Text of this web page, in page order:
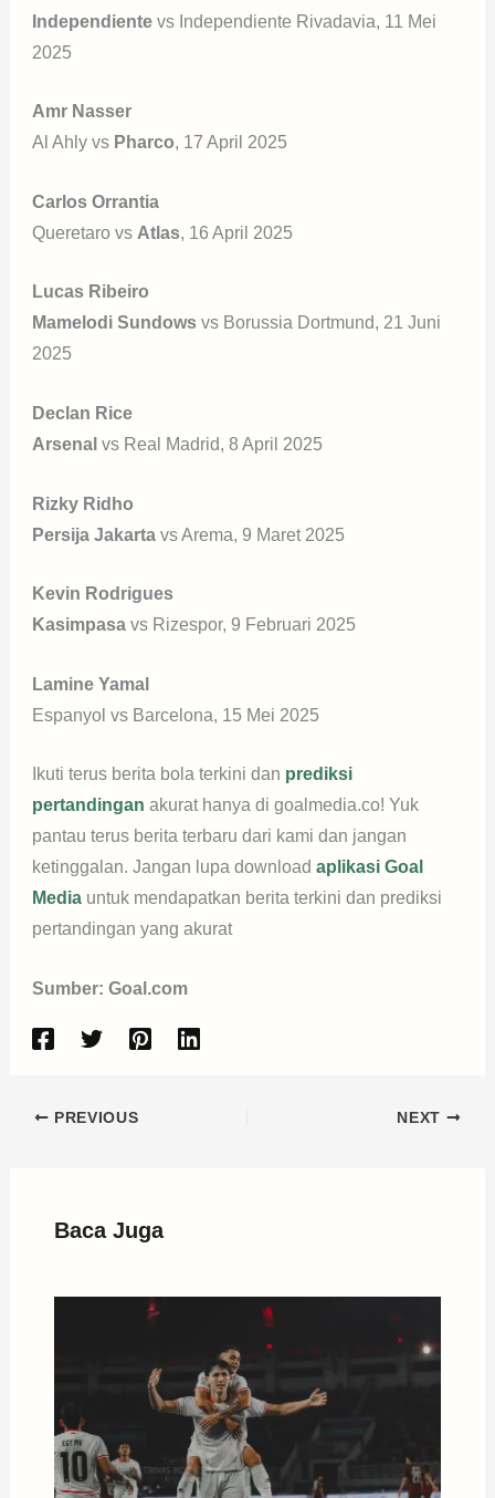
Independiente vs Independiente Rivadavia, 11 Mei
2025
Amr Nasser
Al Ahly vs Pharco, 17 April 2025
Carlos Orrantia
Queretaro vs Atlas, 16 April 2025
Lucas Ribeiro
Mamelodi Sundowsvs Borussia Dortmund, 21 Juni
2025
Declan Rice
Arsenal vs Real Madrid, 8 April 2025
Rizky Ridho
Persija Jakartavs Arema, 9 Maret 2025
Kevin Rodrigues
Kasimpasa vs Rizespor, 9 Februari 2025
Lamine Yamal
Espanyol vs Barcelona, 15 Mei 2025
Ikuti terus berita bola terkini dan prediksi
pertandingan akurat hanya di goalmedia.co! Yuk
pantau terus berita terbaru dari kami dan jangan
ketinggalan. Jangan lupa download aplikasi Goal
Mediauntuk mendapatkan berita terkini dan prediksi
pertandingan yang akurat
Sumber: Goal.com
PREVIOUS NEXT
Baca Juga